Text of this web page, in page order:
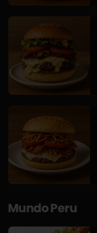
Mundo Peru